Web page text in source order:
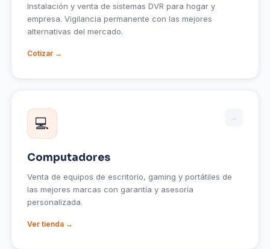
Instalación y venta de sistemas DVR para hogar y
empresa. Vigilancia permanente con las mejores
alternativas del mercado.
Cotizar →
💻 →
Computadores
Venta de equipos de escritorio, gaming y portátiles de
las mejores marcas con garantía y asesoría
personalizada.
Ver tienda →